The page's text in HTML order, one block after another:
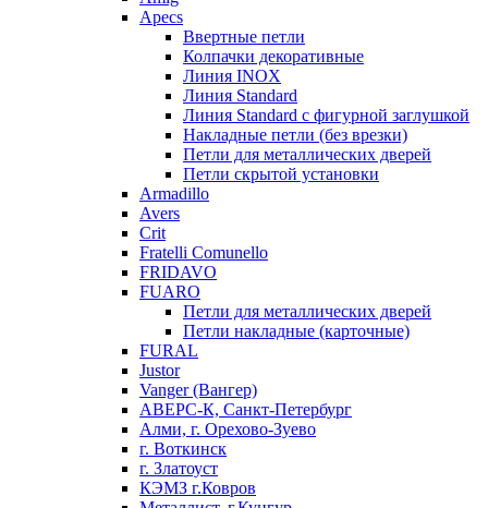
Apecs
Ввертные петли
Колпачки декоративные
Линия INOX
Линия Standard
Линия Standard с фигурной заглушкой
Накладные петли (без врезки)
Петли для металлических дверей
Петли скрытой установки
Armadillo
Avers
Crit
Fratelli Comunello
FRIDAVO
FUARO
Петли для металлических дверей
Петли накладные (карточные)
FURAL
Justor
Vanger (Вангер)
АВЕРС-К, Санкт-Петербург
Алми, г. Орехово-Зуево
г. Воткинск
г. Златоуст
КЭМЗ г.Ковров